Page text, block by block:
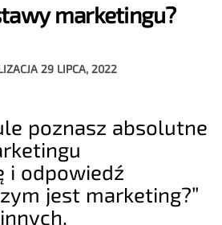
marketingu?
29 LIPCA, 2022
poznasz absolutne
i odpowiedź
jest marketing?”